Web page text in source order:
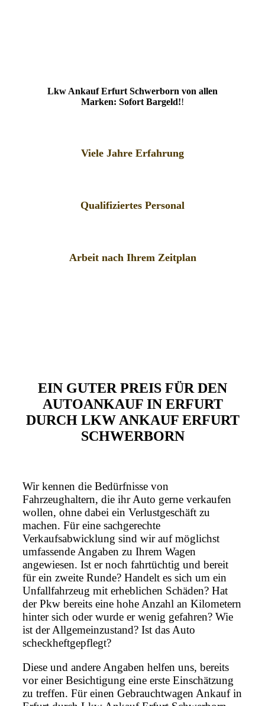
Lkw Ankauf Erfurt Schwerborn von allen
Marken: Sofort Bargeld!!
Viele Jahre Erfahrung
Qualifiziertes Personal
Arbeit nach Ihrem Zeitplan
EIN GUTER PREIS FÜR DEN
AUTOANKAUF IN ERFURT
DURCH LKW ANKAUF ERFURT
SCHWERBORN
Wir kennen die Bedürfnisse von
Fahrzeughaltern, die ihr Auto gerne verkaufen
wollen, ohne dabei ein Verlustgeschäft zu
machen. Für eine sachgerechte
Verkaufsabwicklung sind wir auf möglichst
umfassende Angaben zu Ihrem Wagen
angewiesen. Ist er noch fahrtüchtig und bereit
für ein zweite Runde? Handelt es sich um ein
Unfallfahrzeug mit erheblichen Schäden? Hat
der Pkw bereits eine hohe Anzahl an Kilometern
hinter sich oder wurde er wenig gefahren? Wie
ist der Allgemeinzustand? Ist das Auto
scheckheftgepflegt?
Diese und andere Angaben helfen uns, bereits
vor einer Besichtigung eine erste Einschätzung
zu treffen. Für einen Gebrauchtwagen Ankauf in